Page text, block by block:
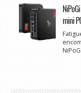
mini